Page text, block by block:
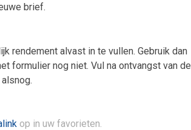
brief.
rendement alvast in te vullen. Gebruik dan
formulier nog niet. Vul na ontvangst van de
op in uw favorieten.